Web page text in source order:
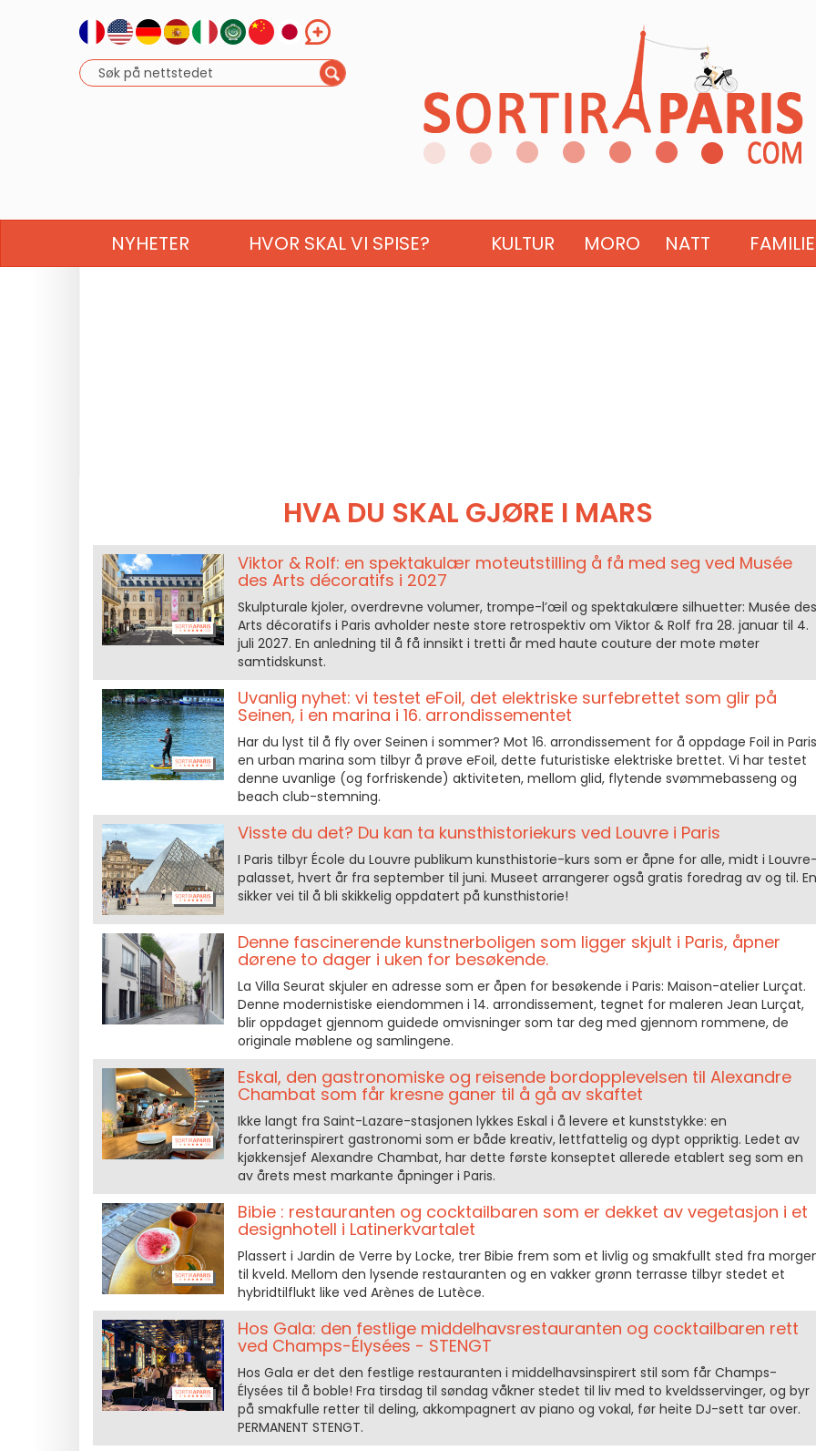
NYHETER HVOR SKAL VI SPISE? KULTUR MORO NATT FAMILIE
HVA DU SKAL GJØRE I MARS
Viktor & Rolf: en spektakulær moteutstilling å få med seg ved Musée
des Arts décoratifs i 2027
Skulpturale kjoler, overdrevne volumer, trompe-l’œil og spektakulære silhuetter: Musée des
Arts décoratifs i Paris avholder neste store retrospektiv om Viktor & Rolf fra 28. januar til 4.
juli 2027. En anledning til å få innsikt i tretti år med haute couture der mote møter
samtidskunst.
Uvanlig nyhet: vi testet eFoil, det elektriske surfebrettet som glir på
Seinen, i en marina i 16. arrondissementet
Har du lyst til å fly over Seinen i sommer? Mot 16. arrondissement for å oppdage Foil in
en urban marina som tilbyr å prøve eFoil, dette futuristiske elektriske brettet. Vi har testet
denne uvanlige (og forfriskende) aktiviteten, mellom glid, flytende svømmebasseng og
beach club-stemning.
Visste du det? Du kan ta kunsthistoriekurs ved Louvre i Paris
I Paris tilbyr École du Louvre publikum kunsthistorie-kurs som er åpne for alle, midt i
palasset, hvert år fra september til juni. Museet arrangerer også gratis foredrag av og til. En
sikker vei til å bli skikkelig oppdatert på kunsthistorie!
Denne fascinerende kunstnerboligen som ligger skjult i Paris, åpner
dørene to dager i uken for besøkende.
La Villa Seurat skjuler en adresse som er åpen for besøkende i Paris: Maison-atelier Lurçat.
Denne modernistiske eiendommen i 14. arrondissement, tegnet for maleren Jean Lurçat,
blir oppdaget gjennom guidede omvisninger som tar deg med gjennom rommene, de
originale møblene og samlingene.
Eskal, den gastronomiske og reisende bordopplevelsen til Alexandre
Chambat som får kresne ganer til å gå av skaftet
Ikke langt fra Saint-Lazare-stasjonen lykkes Eskal i å levere et kunststykke: en
forfatterinspirert gastronomi som er både kreativ, lettfattelig og dypt oppriktig. Ledet av
kjøkkensjef Alexandre Chambat, har dette første konseptet allerede etablert seg som en
av årets mest markante åpninger i Paris.
Bibie : restauranten og cocktailbaren som er dekket av vegetasjon i et
designhotell i Latinerkvartalet
Plassert i Jardin de Verre by Locke, trer Bibie frem som et livlig og smakfullt sted fra
til kveld. Mellom den lysende restauranten og en vakker grønn terrasse tilbyr stedet et
hybridtilflukt like ved Arènes de Lutèce.
Hos Gala: den festlige middelhavsrestauranten og cocktailbaren rett
ved Champs-Élysées - STENGT
Hos Gala er det den festlige restauranten i middelhavsinspirert stil som får Champs-
Élysées til å boble! Fra tirsdag til søndag våkner stedet til liv med to kveldsservinger, og byr
på smakfulle retter til deling, akkompagnert av piano og vokal, før heite DJ-sett tar over.
PERMANENT STENGT.